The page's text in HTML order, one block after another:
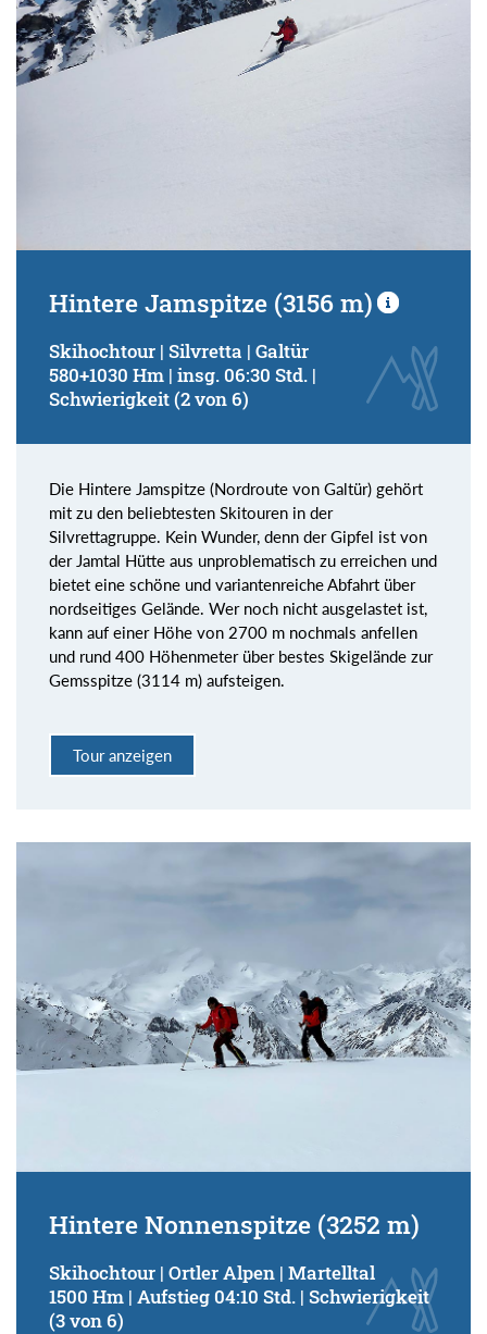
Hintere Jamspitze (3156 m)
Skihochtour | Silvretta | Galtür
580+1030 Hm | insg. 06:30 Std. |
Schwierigkeit (2 von 6)
Die Hintere Jamspitze (Nordroute von Galtür) gehört
mit zu den beliebtesten Skitouren in der
Silvrettagruppe. Kein Wunder, denn der Gipfel ist von
der Jamtal Hütte aus unproblematisch zu erreichen und
bietet eine schöne und variantenreiche Abfahrt über
nordseitiges Gelände. Wer noch nicht ausgelastet ist,
kann auf einer Höhe von 2700 m nochmals anfellen
und rund 400 Höhenmeter über bestes Skigelände zur
Gemsspitze (3114 m) aufsteigen.
Tour anzeigen
Hintere Nonnenspitze (3252 m)
Skihochtour | Ortler Alpen | Martelltal
1500 Hm | Aufstieg 04:10 Std. | Schwierigkeit
(3 von 6)